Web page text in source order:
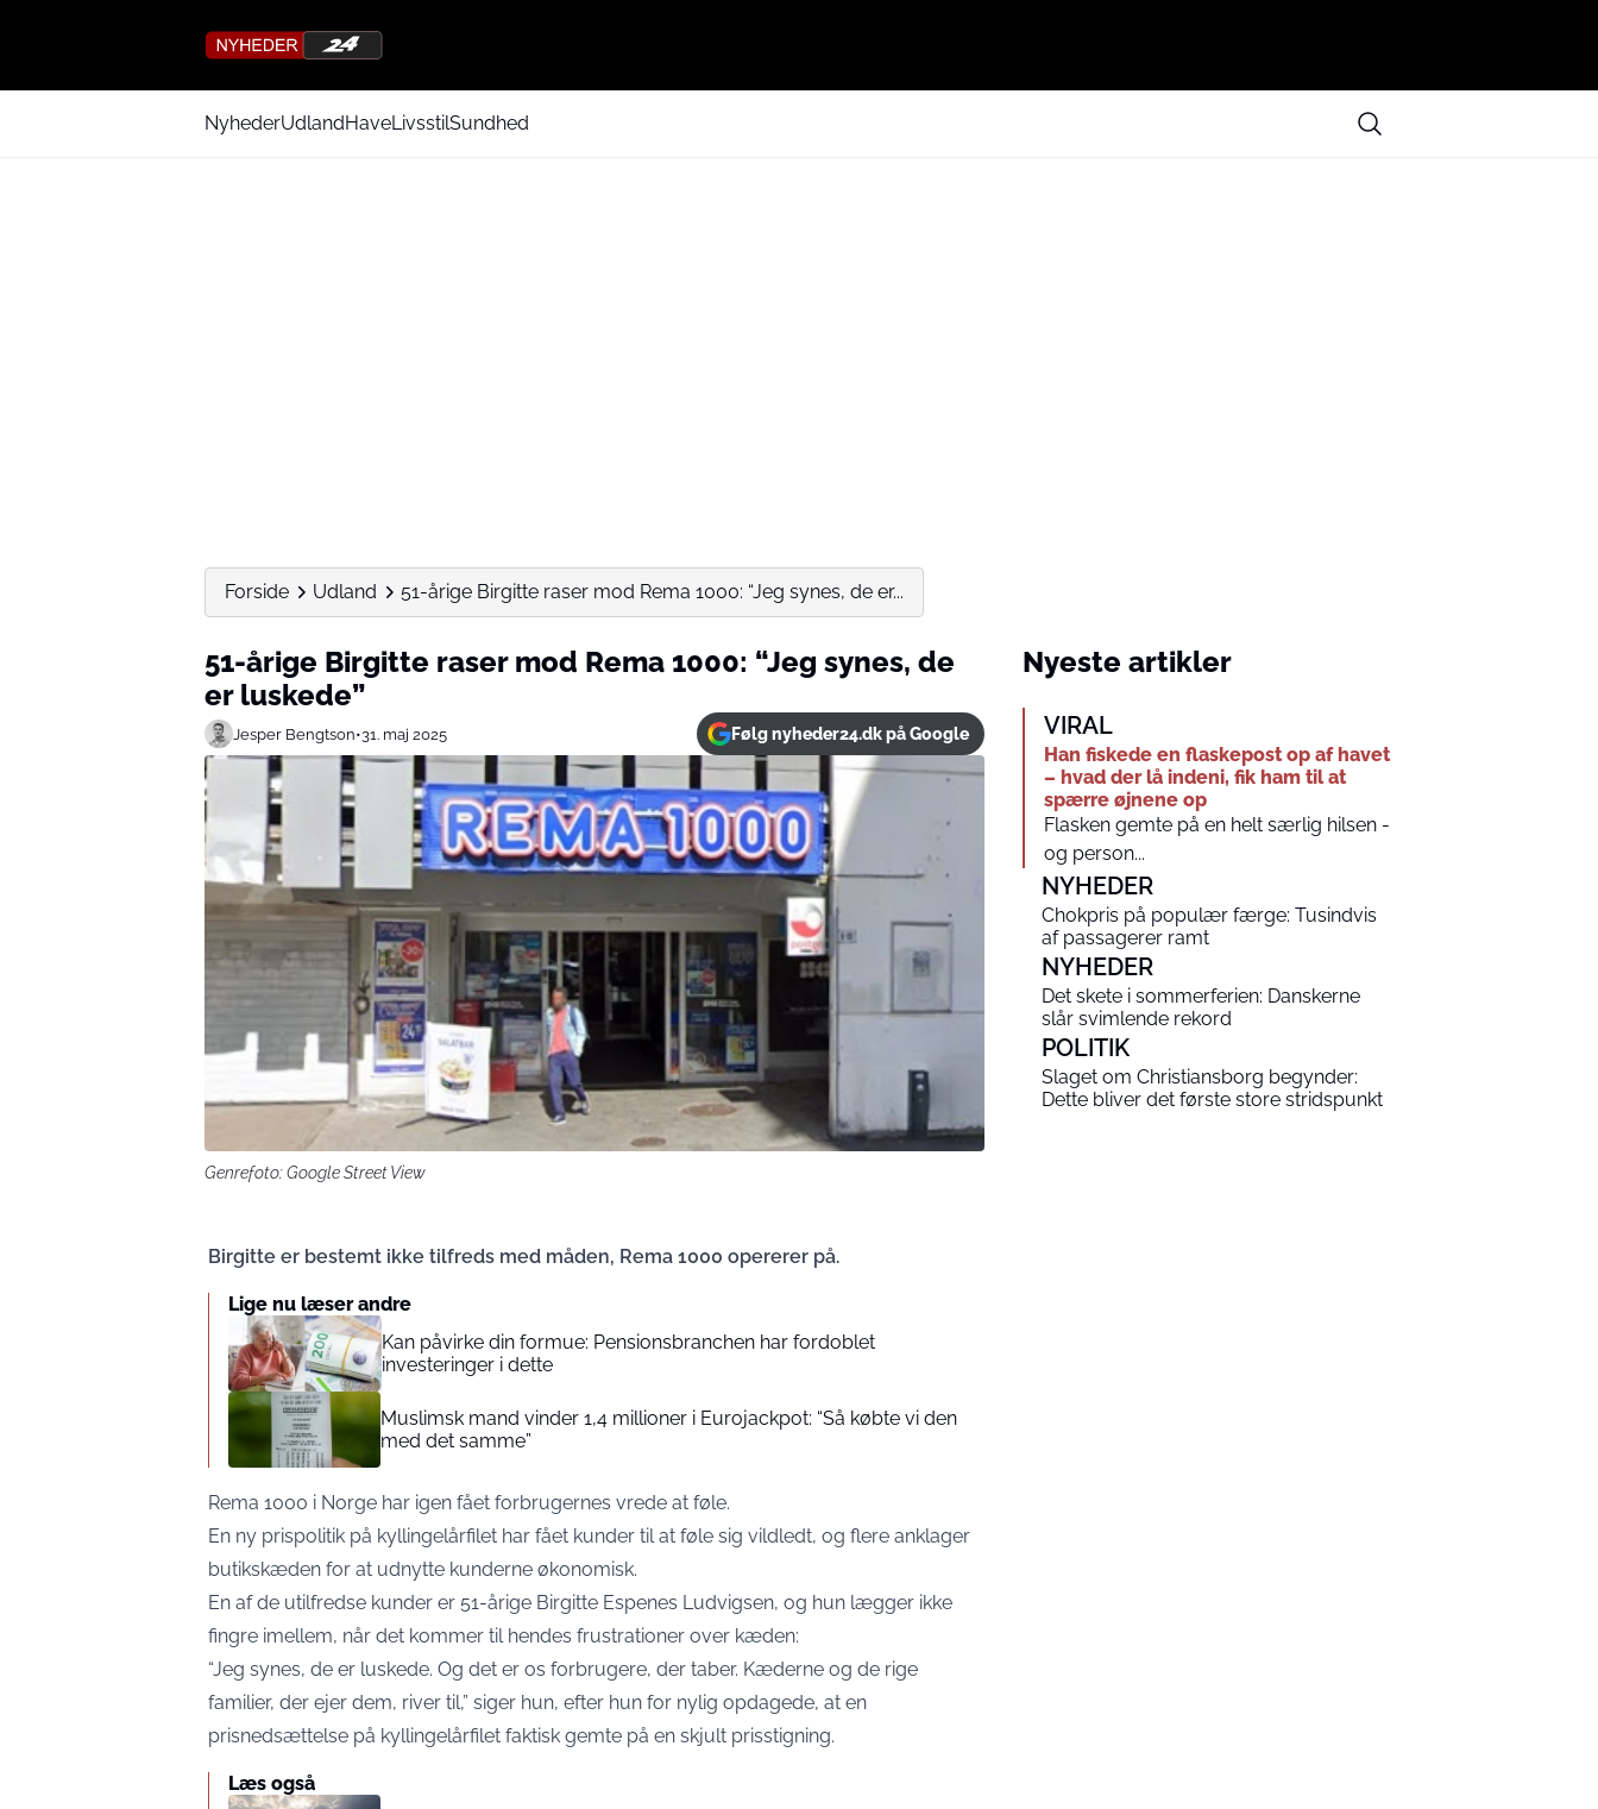
NyhederUdlandHaveLivsstilSundhed
Forside Udland 51-årige Birgitte raser mod Rema 1000: “Jeg synes, de er...
51-årige Birgitte raser mod Rema 1000: “Jeg synes, de
er luskede”
Jesper Bengtson•31. maj 2025 Følg nyheder24.dk på Google
Genrefoto: Google Street View
Birgitte er bestemt ikke tilfreds med måden, Rema 1000 opererer på.
Lige nu læser andre
Kan påvirke din formue: Pensionsbranchen har fordoblet
investeringer i dette
Muslimsk mand vinder 1,4 millioner i Eurojackpot: “Så købte vi den
med det samme”
Rema 1000 i Norge har igen fået forbrugernes vrede at føle.
En ny prispolitik på kyllingelårfilet har fået kunder til at føle sig vildledt, og flere anklager
butikskæden for at udnytte kunderne økonomisk.
En af de utilfredse kunder er 51-årige Birgitte Espenes Ludvigsen, og hun lægger ikke
fingre imellem, når det kommer til hendes frustrationer over kæden:
“Jeg synes, de er luskede. Og det er os forbrugere, der taber. Kæderne og de rige
familier, der ejer dem, river til,” siger hun, efter hun for nylig opdagede, at en
prisnedsættelse på kyllingelårfilet faktisk gemte på en skjult prisstigning.
Læs også
Nyeste artikler
VIRAL
Han fiskede en flaskepost op af havet
– hvad der lå indeni, fik ham til at
spærre øjnene op
Flasken gemte på en helt særlig hilsen -
og person...
NYHEDER
Chokpris på populær færge: Tusindvis
af passagerer ramt
NYHEDER
Det skete i sommerferien: Danskerne
slår svimlende rekord
POLITIK
Slaget om Christiansborg begynder:
Dette bliver det første store stridspunkt